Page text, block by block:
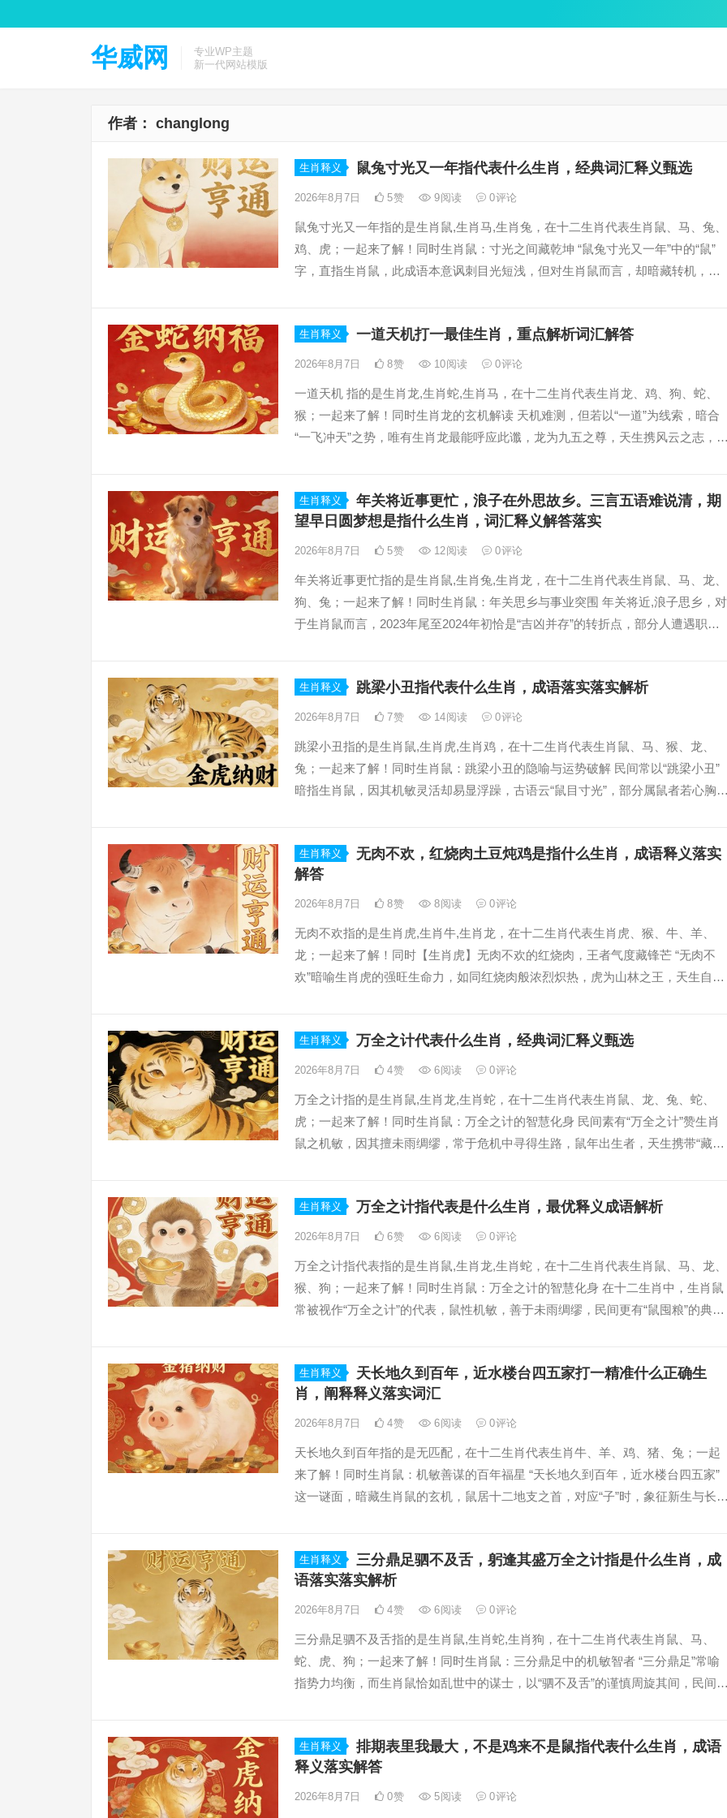
华威网
专业WP主题
新一代网站模版
作者： changlong
生肖释义 鼠兔寸光又一年指代表什么生肖，经典词汇释义甄选
2026年8月7日 5赞 9阅读 0评论
鼠兔寸光又一年指的是生肖鼠,生肖马,生肖兔，在十二生肖代表生肖鼠、马、兔、
鸡、虎；一起来了解！同时生肖鼠：寸光之间藏乾坤 “鼠兔寸光又一年”中的“鼠”
字，直指生肖鼠，此成语本意讽刺目光短浅，但对生肖鼠而言，却暗藏转机，鼠
生肖释义 一道天机打一最佳生肖，重点解析词汇解答
2026年8月7日 8赞 10阅读 0评论
一道天机 指的是生肖龙,生肖蛇,生肖马，在十二生肖代表生肖龙、鸡、狗、蛇、
猴；一起来了解！同时生肖龙的玄机解读 天机难测，但若以“一道”为线索，暗合
“一飞冲天”之势，唯有生肖龙最能呼应此谶，龙为九五之尊，天生携风云之志，
生肖释义
年关将近事更忙，浪子在外思故乡。三言五语难说清，期
望早日圆梦想是指什么生肖，词汇释义解答落实
2026年8月7日 5赞 12阅读 0评论
年关将近事更忙指的是生肖鼠,生肖兔,生肖龙，在十二生肖代表生肖鼠、马、龙、
狗、兔；一起来了解！同时生肖鼠：年关思乡与事业突围 年关将近,浪子思乡，对
于生肖鼠而言，2023年尾至2024年初恰是“吉凶并存”的转折点，部分人遭遇职场
生肖释义 跳梁小丑指代表什么生肖，成语落实落实解析
2026年8月7日 7赞 14阅读 0评论
跳梁小丑指的是生肖鼠,生肖虎,生肖鸡，在十二生肖代表生肖鼠、马、猴、龙、
兔；一起来了解！同时生肖鼠：跳梁小丑的隐喻与运势破解 民间常以“跳梁小丑”
暗指生肖鼠，因其机敏灵活却易显浮躁，古语云“鼠目寸光”，部分属鼠者若心胸
生肖释义
无肉不欢，红烧肉土豆炖鸡是指什么生肖，成语释义落实
解答
2026年8月7日 8赞 8阅读 0评论
无肉不欢指的是生肖虎,生肖牛,生肖龙，在十二生肖代表生肖虎、猴、牛、羊、
龙；一起来了解！同时【生肖虎】无肉不欢的红烧肉，王者气度藏锋芒 “无肉不
欢”暗喻生肖虎的强旺生命力，如同红烧肉般浓烈炽热，虎为山林之王，天生自带
生肖释义 万全之计代表什么生肖，经典词汇释义甄选
2026年8月7日 4赞 6阅读 0评论
万全之计指的是生肖鼠,生肖龙,生肖蛇，在十二生肖代表生肖鼠、龙、兔、蛇、
虎；一起来了解！同时生肖鼠：万全之计的智慧化身 民间素有“万全之计”赞生肖
鼠之机敏，因其擅未雨绸缪，常于危机中寻得生路，鼠年出生者，天生携带“藏粮
生肖释义 万全之计指代表是什么生肖，最优释义成语解析
2026年8月7日 6赞 6阅读 0评论
万全之计指代表指的是生肖鼠,生肖龙,生肖蛇，在十二生肖代表生肖鼠、马、龙、
猴、狗；一起来了解！同时生肖鼠：万全之计的智慧化身 在十二生肖中，生肖鼠
常被视作“万全之计”的代表，鼠性机敏，善于未雨绸缪，民间更有“鼠囤粮”的典
生肖释义
天长地久到百年，近水楼台四五家打一精准什么正确生
肖，阐释释义落实词汇
2026年8月7日 4赞 6阅读 0评论
天长地久到百年指的是无匹配，在十二生肖代表生肖牛、羊、鸡、猪、兔；一起
来了解！同时生肖鼠：机敏善谋的百年福星 “天长地久到百年，近水楼台四五家”
这一谜面，暗藏生肖鼠的玄机，鼠居十二地支之首，对应“子”时，象征新生与长
生肖释义
三分鼎足驷不及舌，躬逢其盛万全之计指是什么生肖，成
语落实落实解析
2026年8月7日 4赞 6阅读 0评论
三分鼎足驷不及舌指的是生肖鼠,生肖蛇,生肖狗，在十二生肖代表生肖鼠、马、
蛇、虎、狗；一起来了解！同时生肖鼠：三分鼎足中的机敏智者 “三分鼎足”常喻
指势力均衡，而生肖鼠恰如乱世中的谋士，以“驷不及舌”的谨慎周旋其间，民间
生肖释义
排期表里我最大，不是鸡来不是鼠指代表什么生肖，成语
释义落实解答
2026年8月7日 0赞 5阅读 0评论